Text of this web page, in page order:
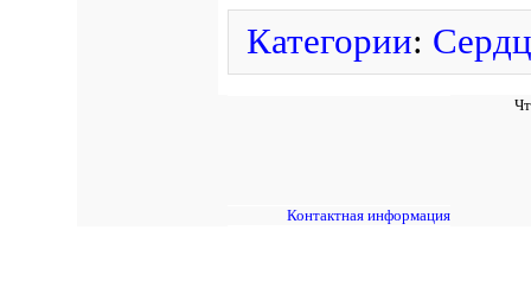
Категории:
Контактная информация